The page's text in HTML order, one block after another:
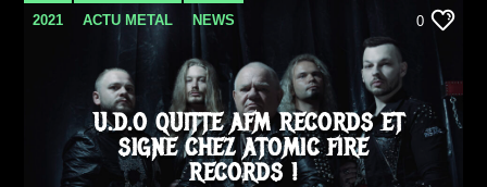
2021 ACTU METAL NEWS 0
U.D.O QUITTE AFM RECORDS ET
SIGNE CHEZ ATOMIC FIRE
RECORDS !